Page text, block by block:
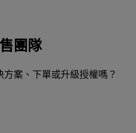
團隊
案、下單或升級授權嗎？